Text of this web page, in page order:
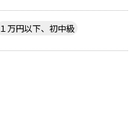
１万円以下、初中級